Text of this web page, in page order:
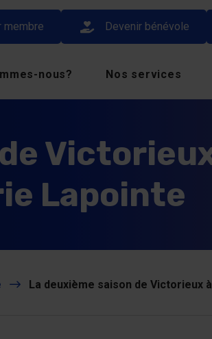
membre Devenir bénévole
nous? Nos services
Lapointe
La deuxième saison de Victorieux